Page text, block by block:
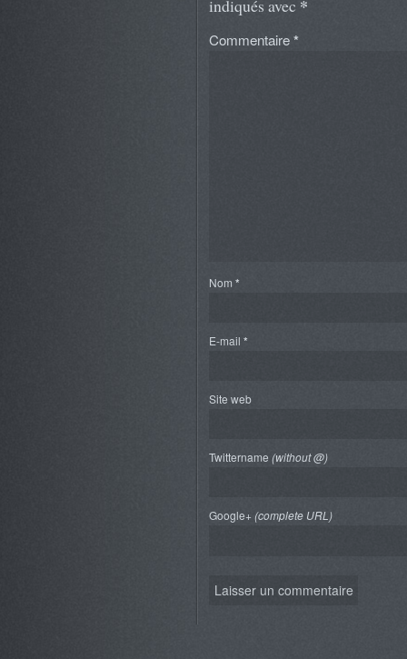
indiqués avec *
Commentaire*
Nom *
E-mail *
Site web
Twittername (without @)
Google+ (complete URL)